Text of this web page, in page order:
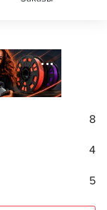
8
4
5